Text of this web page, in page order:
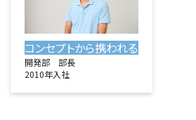
コンセプトから携われる
開発部 部長
2010年入社